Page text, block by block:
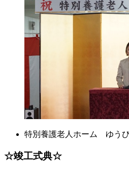
特別養護老人ホーム ゆう
☆竣工式典☆